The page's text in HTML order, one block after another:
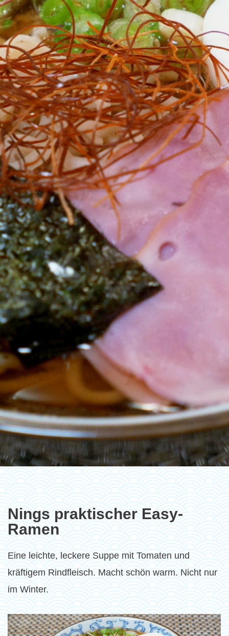
Nings praktischer Easy-
Ramen
Eine leichte, leckere Suppe mit Tomaten und
kräftigem Rindfleisch. Macht schön warm. Nicht nur
im Winter.